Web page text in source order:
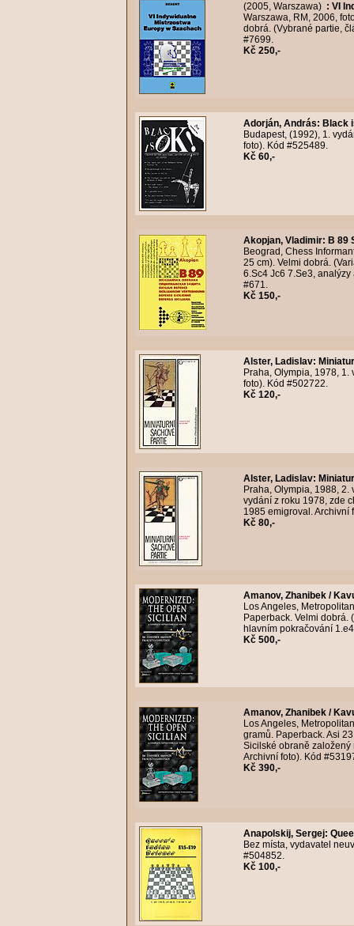
(2005, Warszawa) : VI
Warszawa, RM, 2006,
dobrá. (Vybrané partie,
#7699.
Kč 250,-
Adorján, András: Black
Budapest, (1992), 1.
foto). Kód #525489.
Kč 60,-
Akopjan, Vladimir: B 89
Beograd, Chess
25 cm). Velmi dobrá.
6.Sc4 Jc6 7.Se3,
#671.
Kč 150,-
Alster, Ladislav:
Praha, Olympia, 1978,
foto). Kód #502722.
Kč 120,-
Alster, Ladislav:
Praha, Olympia, 1988,
vydání z roku 1978, zde
1985 emigroval. Archivní
Kč 80,-
Amanov, Zhanibek /
Los Angeles,
Paperback. Velmi
hlavním pokračování
Kč 500,-
Amanov, Zhanibek /
Los Angeles,
gramů. Paperback. Asi
Sicilské obraně založený
Archivní foto). Kód
Kč 390,-
Anapolskij, Sergej:
Bez místa, vydavatel
#504852.
Kč 100,-